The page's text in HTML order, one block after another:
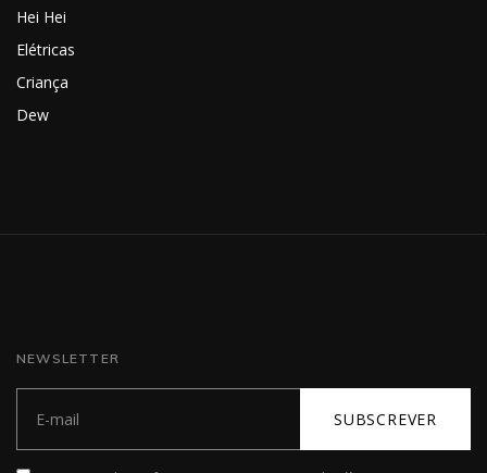
Hei Hei
Elétricas
Criança
Dew
NEWSLETTER
SUBSCREVER